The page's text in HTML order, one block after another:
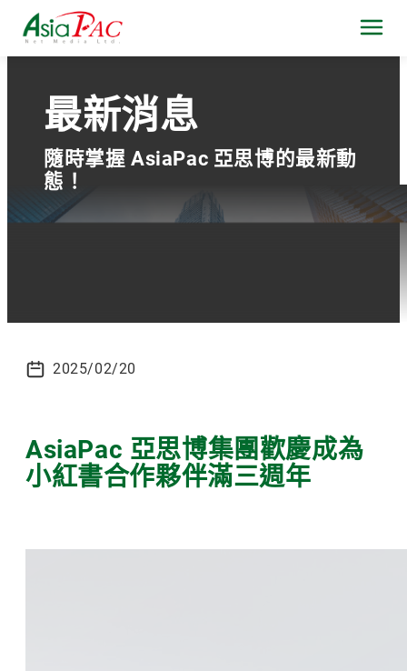
最新消息
隨時掌握 AsiaPac 亞思博的最新動
態！
2025/02/20
AsiaPac 亞思博集團歡慶成為
小紅書合作夥伴滿三週年